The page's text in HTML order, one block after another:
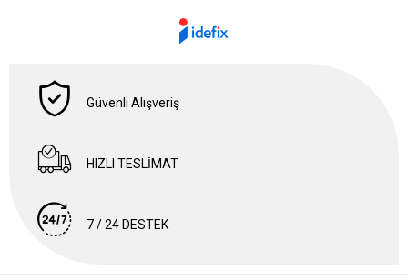
Güvenli Alışveriş
HIZLI TESLİMAT
7 / 24 DESTEK